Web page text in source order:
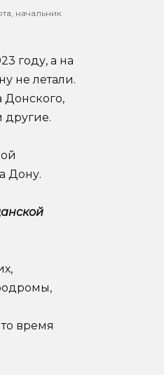
начальник
году, а на
не летали.
Донского,
другие.
Дону.
время